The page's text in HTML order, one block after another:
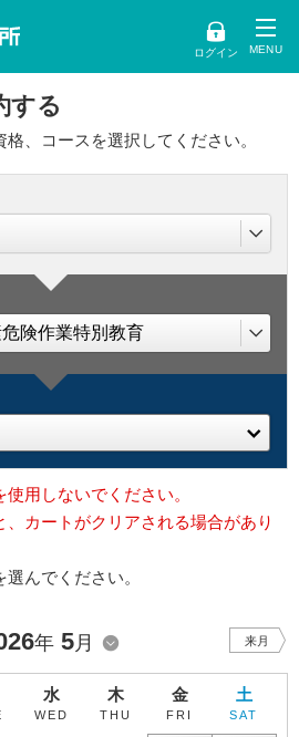
ログイン
する
、コースを選択してください。
用しないでください。
カートがクリアされる場合があり
んでください。
年 5月 来月
水
WED
木
THU
金
FRI
土
SAT